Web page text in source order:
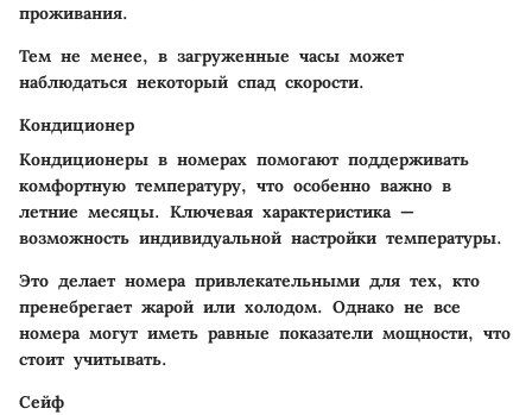
проживания.
Тем не менее, в загруженные часы может
наблюдаться некоторый спад скорости.
Кондиционер
Кондиционеры в номерах помогают поддерживать
комфортную температуру, что особенно важно в
летние месяцы. Ключевая характеристика —
возможность индивидуальной настройки температуры.
Это делает номера привлекательными для тех, кто
пренебрегает жарой или холодом. Однако не все
номера могут иметь равные показатели мощности, что
стоит учитывать.
Сейф